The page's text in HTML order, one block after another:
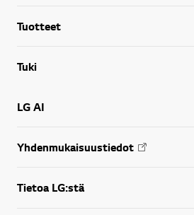
Tuotteet
Tuki
LG AI
Yhdenmukaisuustiedot
Tietoa LG:stä